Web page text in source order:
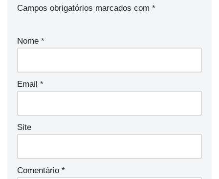
Campos obrigatórios marcados com *
Nome *
Email *
Site
Comentário *